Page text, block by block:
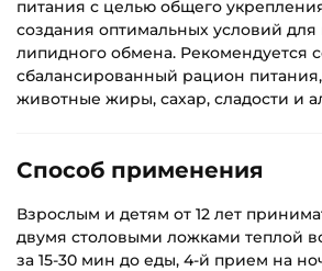
питания с целью общего
создания оптимальных условий
липидного обмена. Рекомендуется
сбалансированный рацион
животные жиры, сахар, сладости и
Способ применения
Взрослым и детям от 12 лет
двумя столовыми ложками теплой
за 15-30 мин до еды, 4-й прием на